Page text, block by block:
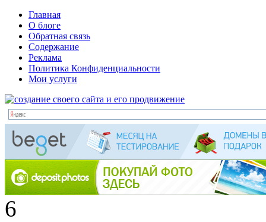
Главная
О блоге
Обратная связь
Содержание
Реклама
Политика Конфиденциальности
Мои услуги
6